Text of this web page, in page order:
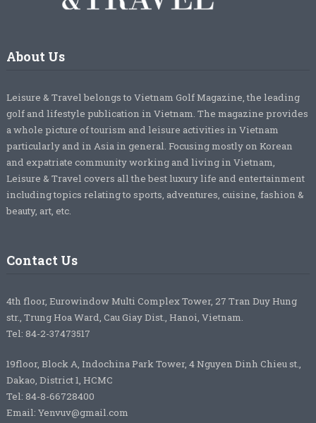
About Us
Leisure & Travel belongs to Vietnam Golf Magazine, the leading
golf and lifestyle publication in Vietnam. The magazine provides
a whole picture of tourism and leisure activities in Vietnam
particularly and in Asia in general. Focusing mostly on Korean
and expatriate community working and living in Vietnam,
Leisure & Travel covers all the best luxury life and entertainment
including topics relating to sports, adventures, cuisine, fashion &
beauty, art, etc.
Contact Us
4th floor, Eurowindow Multi Complex Tower, 27 Tran Duy Hung
str., Trung Hoa Ward, Cau Giay Dist., Hanoi, Vietnam.
Tel: 84-2-37473517
19floor, Block A, Indochina Park Tower, 4 Nguyen Dinh Chieu st.,
Dakao, District 1, HCMC
Tel: 84-8-66728400
Email: Yenvuv@gmail.com